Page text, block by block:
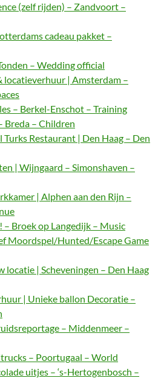
(zelf rijden) – Zandvoort –
cadeau pakket –
– Wedding official
locatieverhuur | Amsterdam –
– Berkel-Enschot – Training
Breda – Children
Restaurant | Den Haag – Den
| Wijngaard – Simonshaven –
| Alphen aan den Rijn –
– Broek op Langedijk – Music
Moordspel/Hunted/Escape Game
locatie | Scheveningen – Den Haag
| Unieke ballon Decoratie –
– Middenmeer –
– Poortugaal – World
uitjes – ‘s-Hertogenbosch –